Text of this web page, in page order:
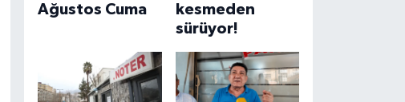
Ağustos Cuma
kesmeden
sürüyor!